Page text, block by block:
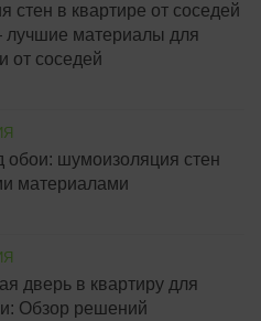
стен в квартире от соседей
материалы для
от соседей
обои: шумоизоляция стен
материалами
дверь в квартиру для
Обзор решений